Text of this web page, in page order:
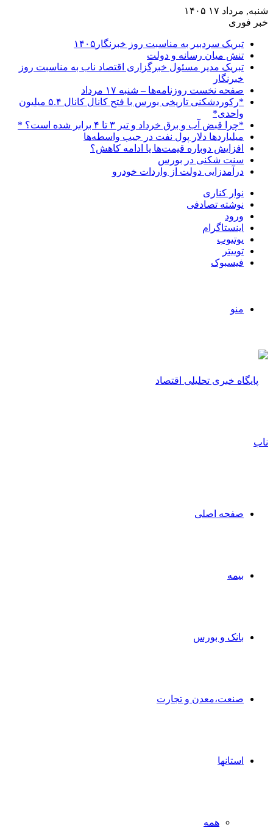
شنبه, مرداد ۱۷ ۱۴۰۵
خبر فوری
تبریک سردبیر به مناسبت روز خبرنگار۱۴۰۵
تنش میان رسانه و دولت
تبریک مدیر مسئول خبرگزاری اقتصاد ناب به مناسبت روز
خبرنگار
صفحه نخست روزنامه‌ها – شنبه ۱۷ مرداد
*رکوردشکنی تاریخی بورس با فتح کانال کانال ۵.۴ میلیون
واحدی*
*چرا قبض آب و برق خرداد و تیر ۳ تا ۴ برابر شده است؟ *
میلیاردها دلار پول نفت در جیب واسطه‌ها
افزایش دوباره قیمت‌ها یا ادامه کاهش؟
سنت شکنی در بورس
درآمدزایی دولت از واردات خودرو
نوار کناری
نوشته تصادفی
ورود
اینستاگرام
یوتیوب
توییتر
فیسبوک
منو
صفحه اصلی
بیمه
بانک و بورس
صنعت،معدن و تجارت
استانها
همه